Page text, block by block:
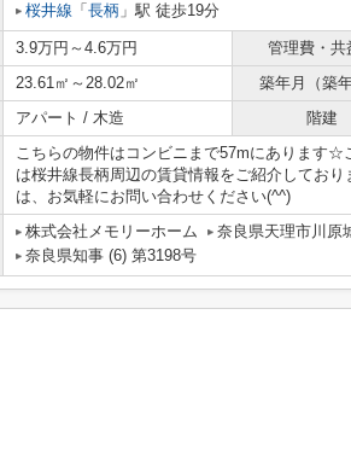
桜井線 「 長柄 」駅 徒歩19分
3.9万円～4.6万円 管理費・共
23.61㎡～28.02㎡ 築年月（築年
アパート / 木造 階建
こちらの物件はコンビニまで57mにあります
は桜井線長柄周辺の賃貸情報をご紹介してお
は、お気軽にお問い合わせください(^^)
株式会社メモリーホーム 奈良県天理市川原
奈良県知事 (6) 第3198号